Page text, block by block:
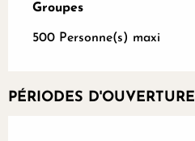
Groupes
Groupes
500 Personne(s) maxi
PÉRIODES D'OUVERTURE